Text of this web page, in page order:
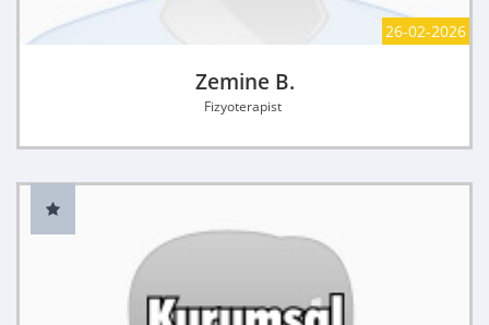
26-02-2026
Zemine B.
Fizyoterapist